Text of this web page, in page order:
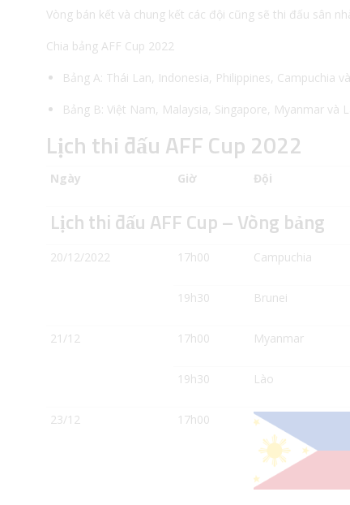
Vòng bán kết và chung kết các đội cũng sẽ thi đấu sân
Chia bảng AFF Cup 2022
Bảng A: Thái Lan, Indonesia, Philippines, Campuchia
Bảng B: Việt Nam, Malaysia, Singapore, Myanmar và
Lịch thi đấu AFF Cup 2022
Ngày Giờ Đội
Lịch thi đấu AFF Cup – Vòng bảng
20/12/2022 17h00 Campuchia
19h30 Brunei
21/12 17h00 Myanmar
19h30 Lào
23/12 17h00